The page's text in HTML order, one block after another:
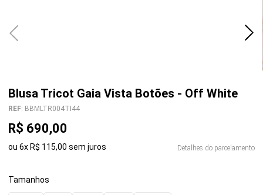
Blusa Tricot Gaia Vista Botões - Off White
REF: BBMLTR004TI44
R$ 690,00
ou 6x R$ 115,00 sem juros Detalhes do parcelamento
Tamanhos